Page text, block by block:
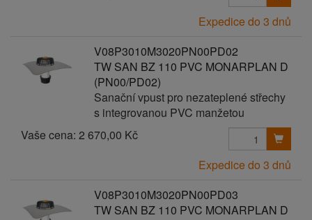
Expedice do 3 dnů
V08P3010M3020PN00PD02
TW SAN BZ 110 PVC MONARPLAN D
(PN00/PD02)
Sanační vpust pro nezateplené střechy
s integrovanou PVC manžetou
Vaše cena: 2 670,00 Kč
Expedice do 3 dnů
V08P3010M3020PN00PD03
TW SAN BZ 110 PVC MONARPLAN D